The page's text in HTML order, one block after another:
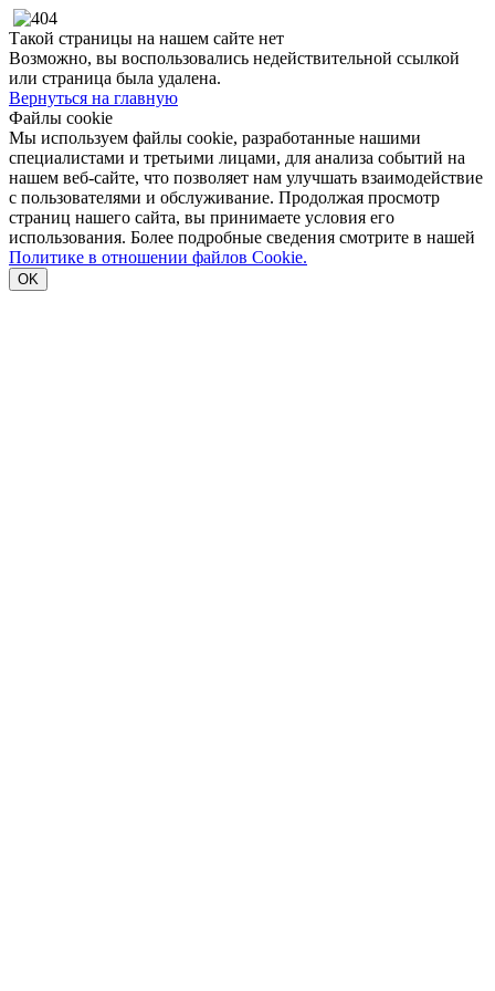
Такой страницы на нашем сайте нет
Возможно, вы воспользовались недействительной ссылкой
или страница была удалена.
Вернуться на главную
Файлы cookie
Мы используем файлы cookie, разработанные нашими
специалистами и третьими лицами, для анализа событий на
нашем веб-сайте, что позволяет нам улучшать взаимодействие
с пользователями и обслуживание. Продолжая просмотр
страниц нашего сайта, вы принимаете условия его
использования. Более подробные сведения смотрите в нашей
Политике в отношении файлов Cookie.
OK